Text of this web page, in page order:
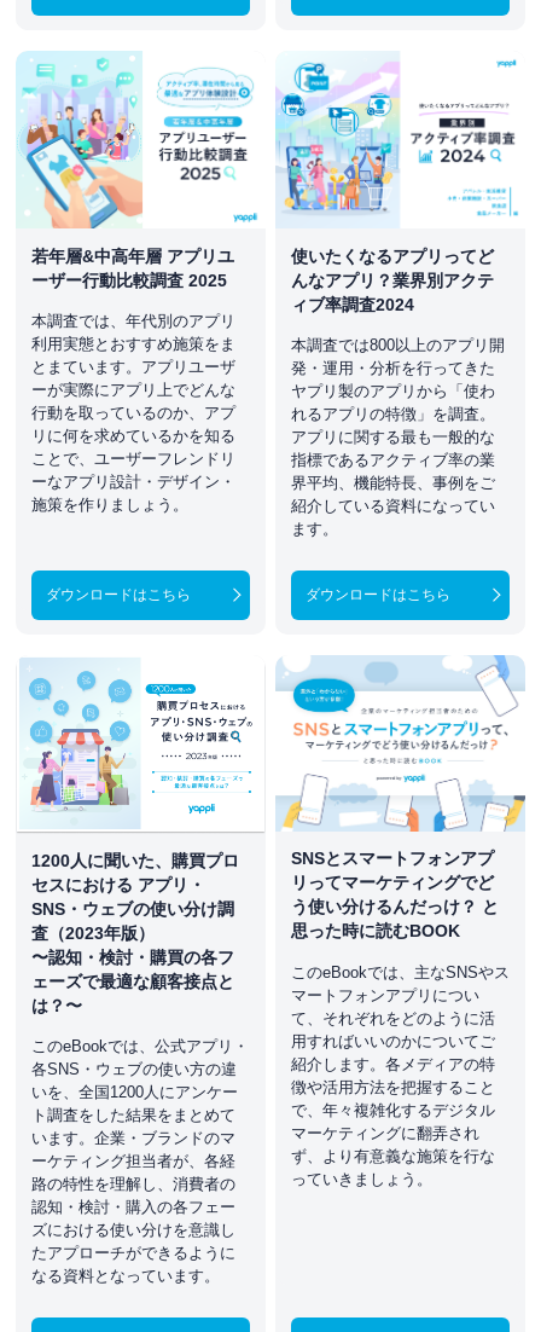
若年層&中高年層 アプリユ
ーザー行動比較調査 2025
本調査では、年代別のアプリ
利用実態とおすすめ施策をま
とまています。アプリユーザ
ーが実際にアプリ上でどんな
行動を取っているのか、アプ
リに何を求めているかを知る
ことで、ユーザーフレンドリ
ーなアプリ設計・デザイン・
施策を作りましょう。
ダウンロードはこちら
使いたくなるアプリってど
んなアプリ？業界別アクテ
ィブ率調査2024
本調査では800以上のアプリ開
発・運用・分析を行ってきた
ヤプリ製のアプリから「使わ
れるアプリの特徴」を調査。
アプリに関する最も一般的な
指標であるアクティブ率の業
界平均、機能特長、事例をご
紹介している資料になってい
ます。
ダウンロードはこちら
1200人に聞いた、購買プロ
セスにおける アプリ・
SNS・ウェブの使い分け調
査（2023年版）
〜認知・検討・購買の各フ
ェーズで最適な顧客接点と
は？〜
このeBookでは、公式アプリ・
各SNS・ウェブの使い方の違
いを、全国1200人にアンケー
ト調査をした結果をまとめて
います。企業・ブランドのマ
ーケティング担当者が、各経
路の特性を理解し、消費者の
認知・検討・購入の各フェー
ズにおける使い分けを意識し
たアプローチができるように
なる資料となっています。
SNSとスマートフォンアプ
リってマーケティングでど
う使い分けるんだっけ？ と
思った時に読むBOOK
このeBookでは、主なSNSやス
マートフォンアプリについ
て、それぞれをどのように活
用すればいいのかについてご
紹介します。各メディアの特
徴や活用方法を把握すること
で、年々複雑化するデジタル
マーケティングに翻弄され
ず、より有意義な施策を行な
っていきましょう。